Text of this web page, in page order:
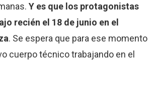
Y es que los protagonistas
recién el 18 de junio en el
. Se espera que para ese momento
cuerpo técnico trabajando en el